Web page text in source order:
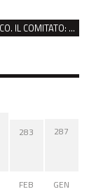
BOSCO OSPIZIO REGGIO, TERZO GIORNO DI BLOCCO. IL COMITATO: “PRESIDIO FINO A VENERDÌ”
283
FEB
287
GEN